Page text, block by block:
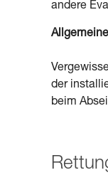
andere
der
beim